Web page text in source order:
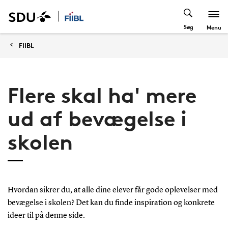
Søg Menu
FIIBL
Flere skal ha' mere
ud af bevægelse i
skolen
Hvordan sikrer du, at alle dine elever får gode oplevelser med
bevægelse i skolen? Det kan du finde inspiration og konkrete
ideer til på denne side.